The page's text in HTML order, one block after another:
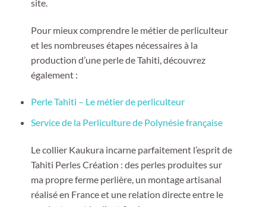
site.
Pour mieux comprendre le métier de perliculteur
et les nombreuses étapes nécessaires à la
production d’une perle de Tahiti, découvrez
également :
Perle Tahiti – Le métier de perliculteur
Service de la Perliculture de Polynésie française
Le collier Kaukura incarne parfaitement l’esprit de
Tahiti Perles Création : des perles produites sur
ma propre ferme perlière, un montage artisanal
réalisé en France et une relation directe entre le